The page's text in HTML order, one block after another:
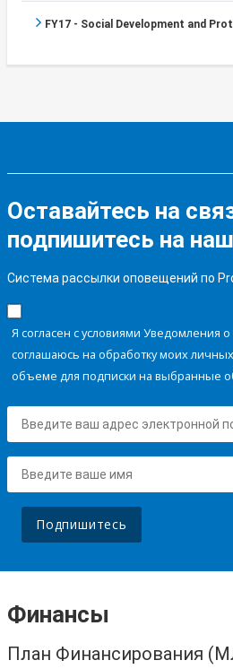
FY17 - Social Development and
Оставайтесь на
подпишитесь на
Система рассылки оповещений по
Я согласен с условиями Уведомления
соглашаюсь на обработку моих
объеме для подписки на выбранные
Подпишитесь
Финансы
План Финансирования